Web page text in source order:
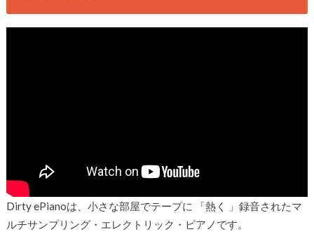
Dirty ePianoは、小さな部屋でテープに 「熱く 」録音されたマ
ルチサンプリング・エレクトリック・ピアノです。